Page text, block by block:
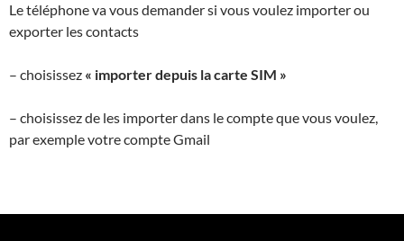
Le téléphone va vous demander si vous voulez importer ou
exporter les contacts
– choisissez « importer depuis la carte SIM »
– choisissez de les importer dans le compte que vous voulez,
par exemple votre compte Gmail